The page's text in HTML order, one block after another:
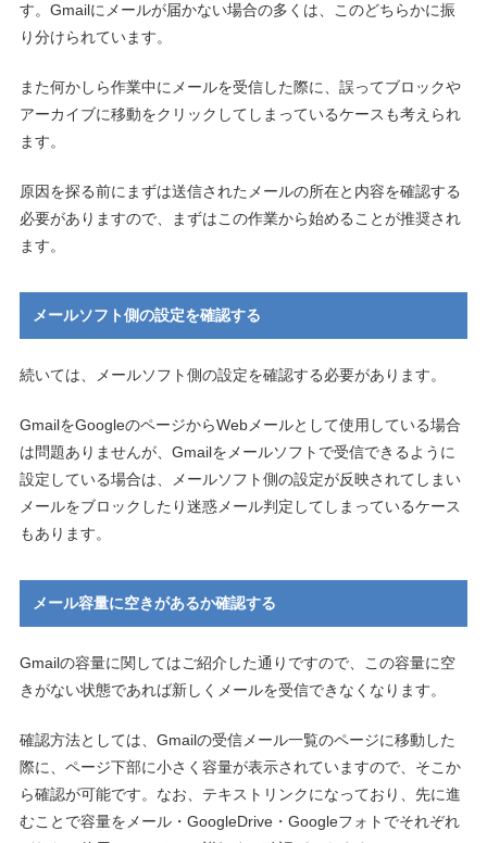
す。Gmailにメールが届かない場合の多くは、このどちらかに振
り分けられています。
また何かしら作業中にメールを受信した際に、誤ってブロックや
アーカイブに移動をクリックしてしまっているケースも考えられ
ます。
原因を探る前にまずは送信されたメールの所在と内容を確認する
必要がありますので、まずはこの作業から始めることが推奨され
ます。
メールソフト側の設定を確認する
続いては、メールソフト側の設定を確認する必要があります。
GmailをGoogleのページからWebメールとして使用している場合
は問題ありませんが、Gmailをメールソフトで受信できるように
設定している場合は、メールソフト側の設定が反映されてしまい
メールをブロックしたり迷惑メール判定してしまっているケース
もあります。
メール容量に空きがあるか確認する
Gmailの容量に関してはご紹介した通りですので、この容量に空
きがない状態であれば新しくメールを受信できなくなります。
確認方法としては、Gmailの受信メール一覧のページに移動した
際に、ページ下部に小さく容量が表示されていますので、そこか
ら確認が可能です。なお、テキストリンクになっており、先に進
むことで容量をメール・GoogleDrive・Googleフォトでそれぞれ